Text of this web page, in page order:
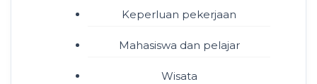
Keperluan pekerjaan
Mahasiswa dan pelajar
Wisata